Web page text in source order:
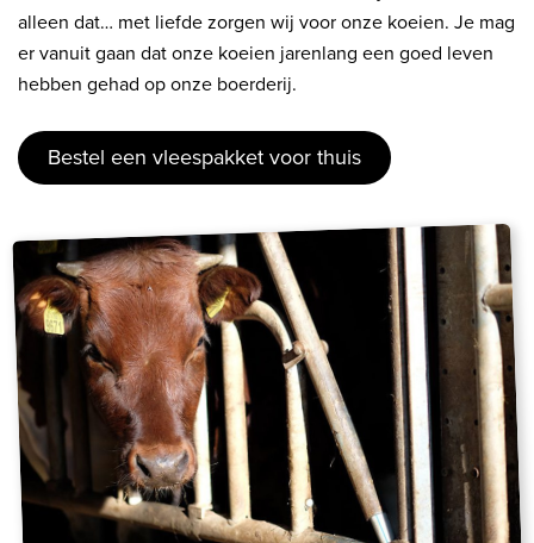
alleen dat… met liefde zorgen wij voor onze koeien. Je mag
er vanuit gaan dat onze koeien jarenlang een goed leven
hebben gehad op onze boerderij.
Bestel een vleespakket voor thuis